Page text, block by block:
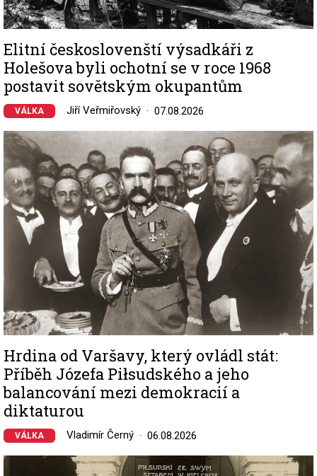
Elitní českoslovenští výsadkáři z
Holešova byli ochotní se v roce 1968
postavit sovětským okupantům
VÁLKA Jiří Veřmiřovský 07.08.2026
Image
Hrdina od Varšavy, který ovládl stát:
Příběh Józefa Piłsudského a jeho
balancování mezi demokracií a
diktaturou
VÁLKA Vladimír Černý 06.08.2026
Image